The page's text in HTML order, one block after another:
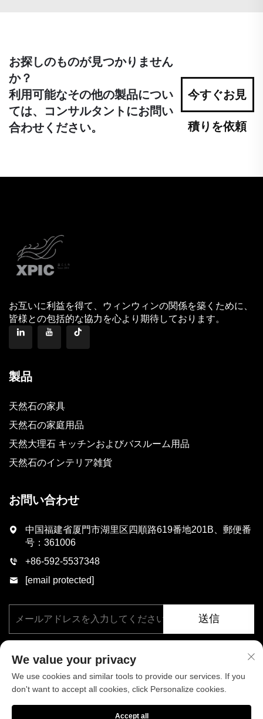
お探しのものが見つかりません
か？
利用可能なその他の製品につい
ては、コンサルタントにお問い
合わせください。
今すぐお見
積りを依頼
お互いに利益を得て、ウィンウィンの関係を築くために、
皆様との包括的な協力を心より期待しております。
製品
天然石の家具
天然石の家庭用品
天然大理石 キッチンおよびバスルーム用品
天然石のインテリア雑貨
お問い合わせ
中国福建省厦門市湖里区四順路619番地201B、郵便番
号：361006
+86-592-5537348
[email protected]
送信
著作権 © 厦門フェニックス工業有限公司、すべての権利を保有。
We value your privacy
We use cookies and similar tools to provide our services. If you
don't want to accept all cookies, click Personalize cookies.
Accept all